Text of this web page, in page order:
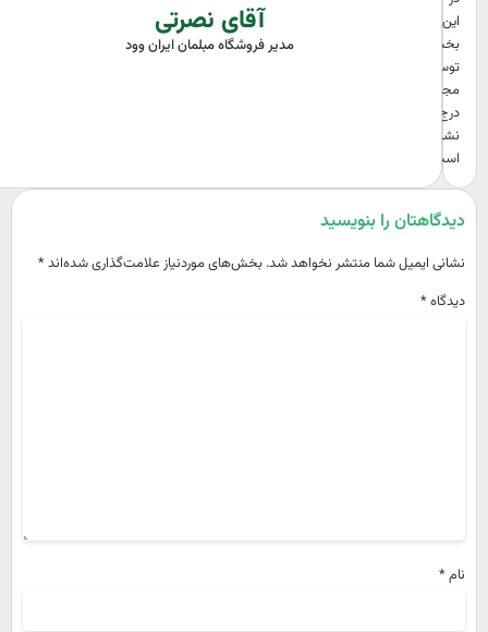
بخش
توسط
مجموعه
نشده
است.
آقای نصرتی
مدیر فروشگاه مبلمان ایران وود
را بنویسید
ایمیل شما منتشر نخواهد شد. بخش‌های موردنیاز علامت‌گذاری شده‌اند*
*